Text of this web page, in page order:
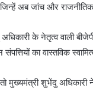
जिन्हें अब जांच और
के नेतृत्व वाली
संपत्तियों का वास्तविक
तो मुख्यमंत्री शुभेंदु